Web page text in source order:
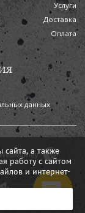
Услуги
Доставка
Оплата
данных
сайта, а также
работу с сайтом
и интернет-